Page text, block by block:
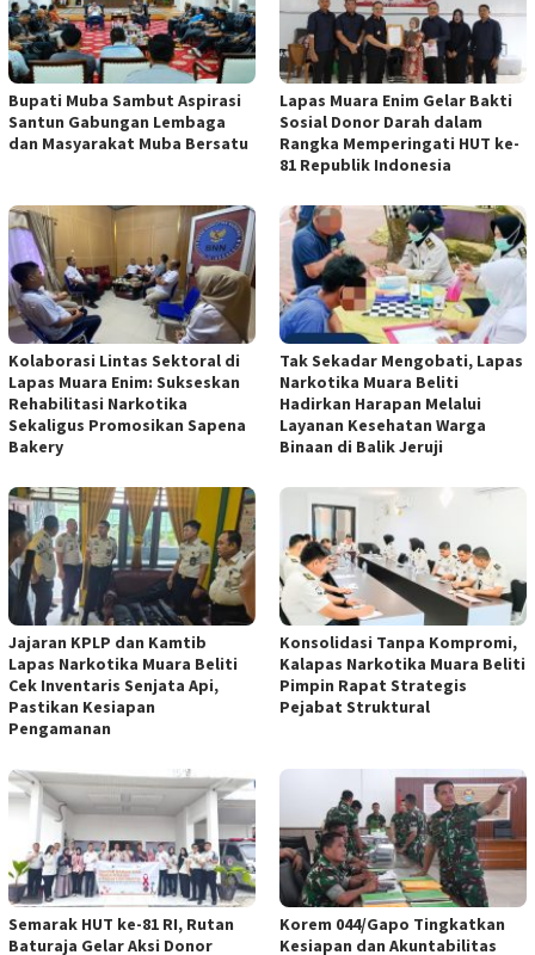
Bupati Muba Sambut Aspirasi
Santun Gabungan Lembaga
dan Masyarakat Muba Bersatu
Lapas Muara Enim Gelar Bakti
Sosial Donor Darah dalam
Rangka Memperingati HUT ke-
81 Republik Indonesia
Kolaborasi Lintas Sektoral di
Lapas Muara Enim: Sukseskan
Rehabilitasi Narkotika
Sekaligus Promosikan Sapena
Bakery
Tak Sekadar Mengobati, Lapas
Narkotika Muara Beliti
Hadirkan Harapan Melalui
Layanan Kesehatan Warga
Binaan di Balik Jeruji
Jajaran KPLP dan Kamtib
Lapas Narkotika Muara Beliti
Cek Inventaris Senjata Api,
Pastikan Kesiapan
Pengamanan
Konsolidasi Tanpa Kompromi,
Kalapas Narkotika Muara Beliti
Pimpin Rapat Strategis
Pejabat Struktural
Semarak HUT ke-81 RI, Rutan
Baturaja Gelar Aksi Donor
Korem 044/Gapo Tingkatkan
Kesiapan dan Akuntabilitas